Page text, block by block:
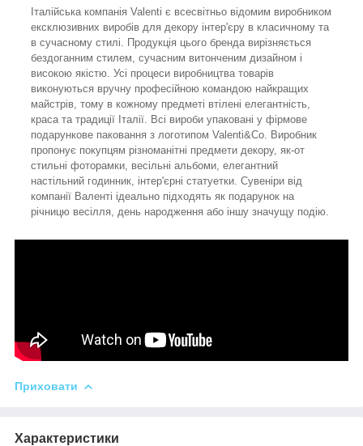
Італійська компанія Valenti є всесвітньо відомим виробником
ексклюзивних виробів для декору інтер'єру в класичному та
в сучасному стилі. Продукція цього бренда вирізняється
бездоганним стилем, сучасним витонченим дизайном і
високою якістю. Усі процеси виробництва товарів
виконуються вручну професійною командою найкращих
майстрів, тому в кожному предметі втілені елегантність,
краса та традиції Італії. Всі вироби упаковані у фірмове
подарункове паковання з логотипом Valenti&Co. Виробник
пропонує покупцям різноманітні предмети декору, як-от
стильні фоторамки, весільні альбоми, елегантний
настільний годинник, інтер'єрні статуетки. Сувеніри від
компанії Валенті ідеально підходять як подарунок на
річницю весілля, день народження або іншу значущу подію.
Приховати
Характеристики